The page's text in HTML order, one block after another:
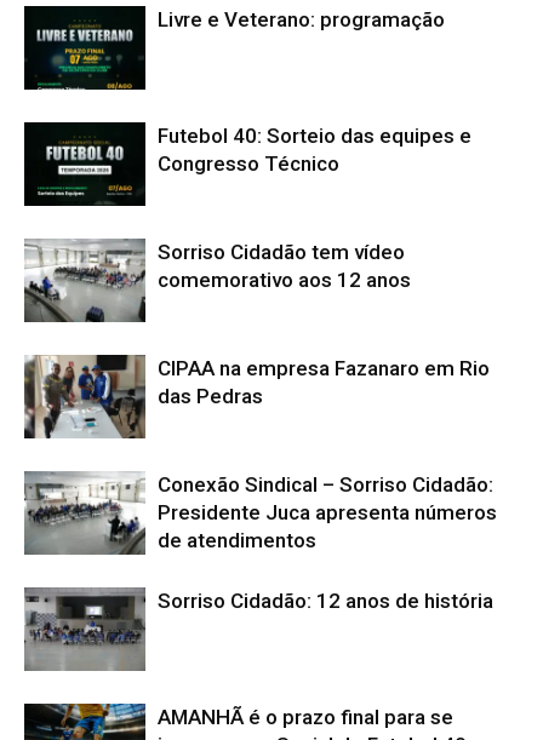
Livre e Veterano: programação
Futebol 40: Sorteio das equipes e
Congresso Técnico
Sorriso Cidadão tem vídeo
comemorativo aos 12 anos
CIPAA na empresa Fazanaro em Rio
das Pedras
Conexão Sindical – Sorriso Cidadão:
Presidente Juca apresenta números
de atendimentos
Sorriso Cidadão: 12 anos de história
AMANHÃ é o prazo final para se